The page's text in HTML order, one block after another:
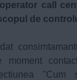
call
de
moment
"Cum